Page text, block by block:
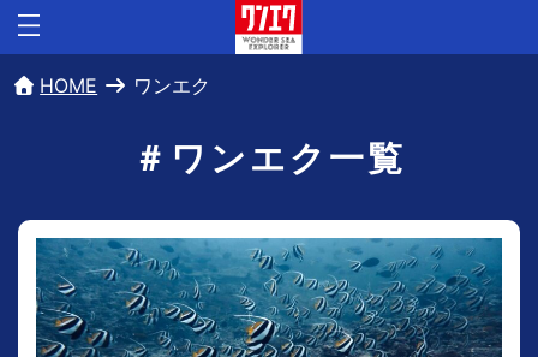
HOME ワンエク
＃ワンエク一覧